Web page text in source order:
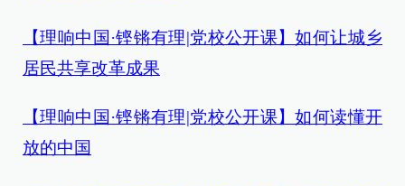
【理响中国·铿锵有理|党校公开课】如何让城乡
居民共享改革成果
【理响中国·铿锵有理|党校公开课】如何读懂开
放的中国